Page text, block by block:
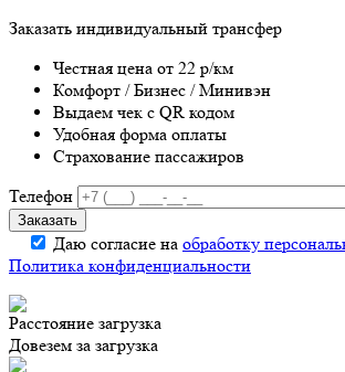
Заказать индивидуальный трансфер
Честная цена от 22 р/км
Комфорт / Бизнес / Минивэн
Выдаем чек с QR кодом
Удобная форма оплаты
Страхование пассажиров
Телефон
Даю согласие на обработку
Политика конфиденциальности
Расстояние загрузка
Довезем за загрузка